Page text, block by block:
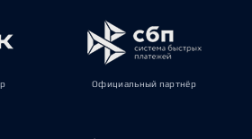
Официальный партнёр